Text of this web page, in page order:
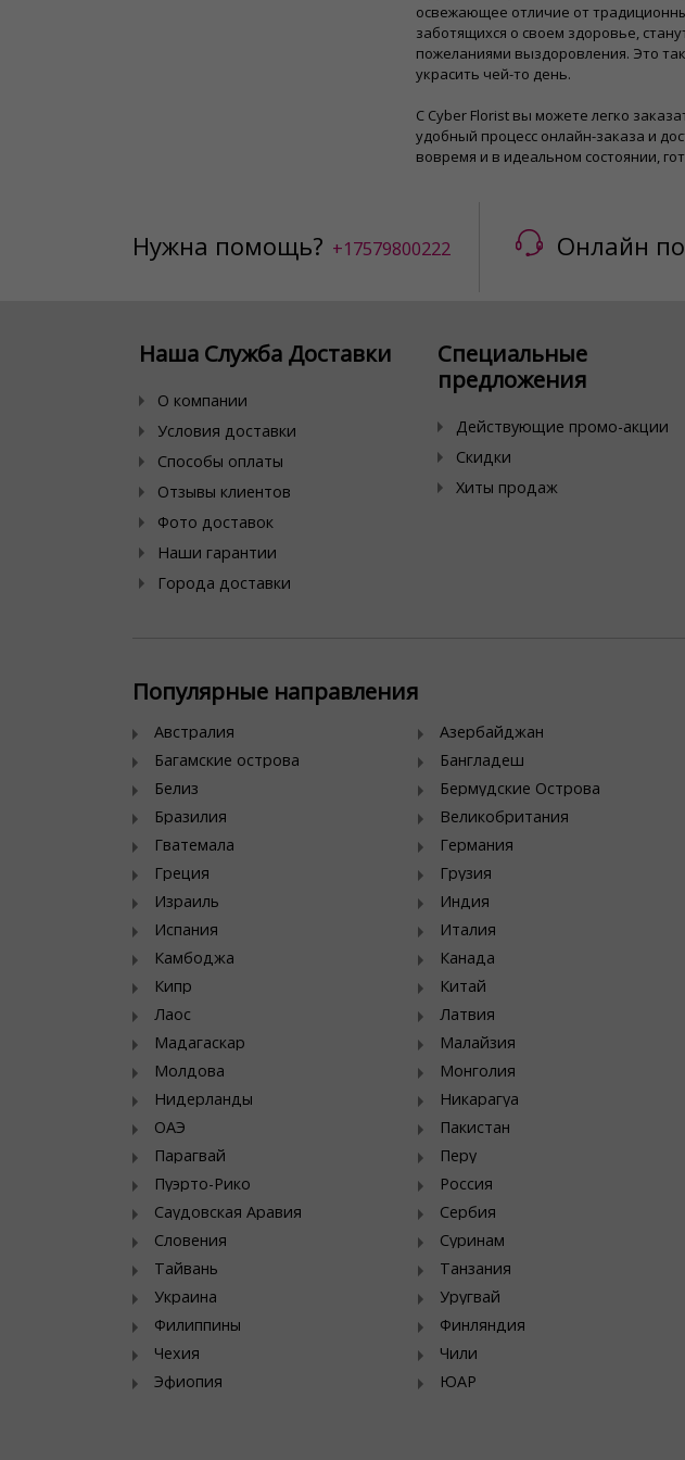
освежающее отличие от
заботящихся о своем здоровье,
пожеланиями выздоровления. Это
украсить чей-то день.
С Cyber ​​Florist вы можете легко
удобный процесс онлайн-заказа и
вовремя и в идеальном состоянии,
Нужна помощь? +17579800222 Онлайн
Наша Служба Доставки
О компании
Условия доставки
Способы оплаты
Отзывы клиентов
Фото доставок
Наши гарантии
Города доставки
Специальные
предложения
Действующие промо-акции
Скидки
Хиты продаж
Популярные направления
Австралия Азербайджан
Багамские острова
Бангладеш
Белиз
Бермудские Острова
Бразилия
Великобритания
Гватемала
Германия
Греция
Грузия
Израиль
Индия
Испания
Италия
Камбоджа
Канада
Кипр
Китай
Лаос
Латвия
Мадагаскар
Малайзия
Молдова
Монголия
Нидерланды
Никарагуа
ОАЭ
Пакистан
Парагвай
Перу
Пуэрто-Рико
Россия
Саудовская Аравия
Сербия
Словения
Суринам
Тайвань
Танзания
Украина
Уругвай
Филиппины
Финляндия
Чехия
Чили
Эфиопия
ЮАР